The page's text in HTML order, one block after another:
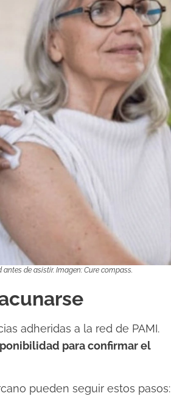
de asistir. Imagen: Cure compass.
adheridas a la red de PAMI.
para confirmar el
pueden seguir estos pasos: